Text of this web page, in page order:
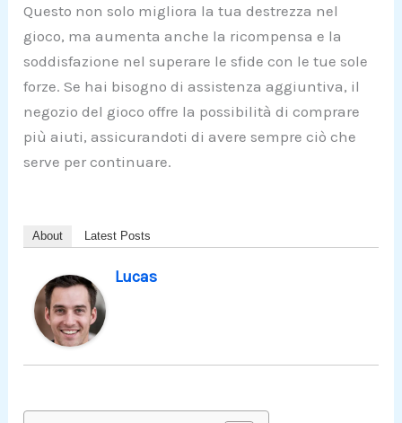
Questo non solo migliora la tua destrezza nel
gioco, ma aumenta anche la ricompensa e la
soddisfazione nel superare le sfide con le tue sole
forze. Se hai bisogno di assistenza aggiuntiva, il
negozio del gioco offre la possibilità di comprare
più aiuti, assicurandoti di avere sempre ciò che
serve per continuare.
About Latest Posts
Lucas